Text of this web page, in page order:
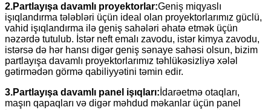
2.Partlayışa davamlı proyektorlar:Geniş miqyaslı
işıqlandırma tələbləri üçün ideal olan proyektorlarımız güclü,
vahid işıqlandırma ilə geniş sahələri əhatə etmək üçün
nəzərdə tutulub. İstər neft emalı zavodu, istər kimya zavodu,
istərsə də hər hansı digər geniş sənaye sahəsi olsun, bizim
partlayışa davamlı proyektorlarımız təhlükəsizliyə xələl
gətirmədən görmə qabiliyyətini təmin edir.
3.Partlayışa davamlı panel işıqları: İdarəetmə otaqları,
maşın qapaqları və digər məhdud məkanlar üçün panel